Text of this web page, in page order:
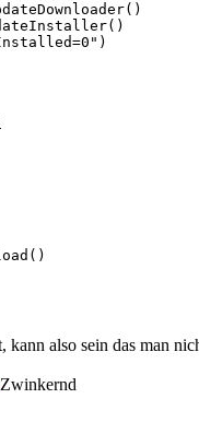
kann also sein das man